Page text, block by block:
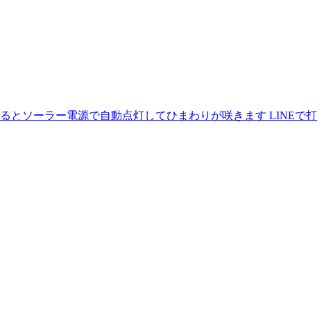
とソーラー電源で自動点灯してひまわりが咲きます LINEで打